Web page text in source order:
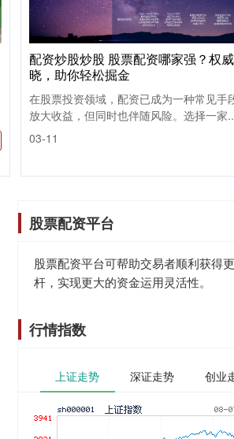
配资炒股炒股 股票配资哪家强？权
晓，助你轻松掘金
在股票投资领域，配资已成为一种常见手
放大收益，但同时也伴随风险。选择一家
03-11
股票配资平台
股票配资平台可帮助交易者顺利获得
杆，实现更大的资金运用灵活性。
行情指数
上证走势 深证走势 创业